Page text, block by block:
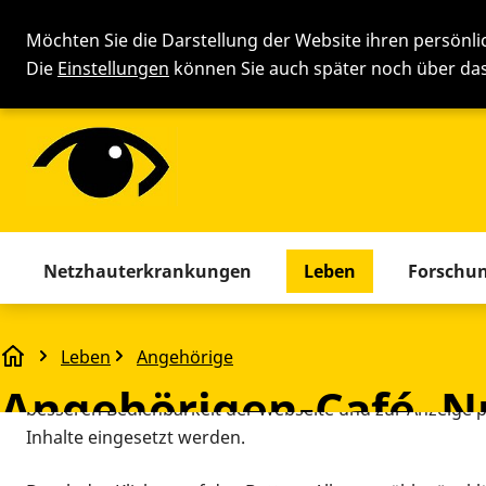
Möchten Sie die Darstellung der Website ihren
Die Einstellungen können Sie auch später noch über
Menü mit allen Seiten.
Netzhauterkrankungen Leben
Leben Angehörige
Angehörigen-Café, Nr. 23d/2025
Angehörigen-Café,
Cookie-
beinhaltet Cookies und Tracking-Tools, die für den
besseren Bedienbarkeit der Webseite und zur Anzeige
Inhalte eingesetzt werden.